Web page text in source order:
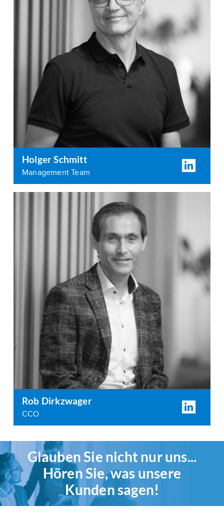
Holger Schmitt
Management Team
Rob Dirkzwager
CCO
Glauben Sie nicht nur uns...
Hören Sie, was unsere
Kunden sagen!